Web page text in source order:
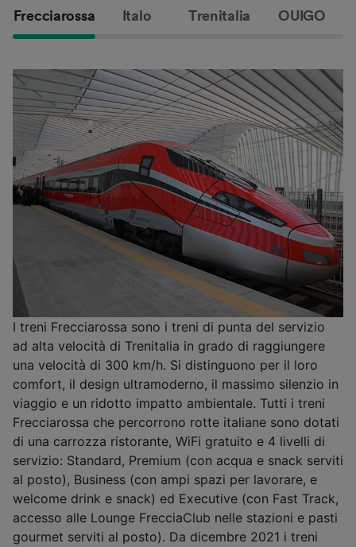
Frecciarossa Italo Trenitalia OUIGO
I treni Frecciarossa sono i treni di punta del servizio
ad alta velocità di Trenitalia in grado di raggiungere
una velocità di 300 km/h. Si distinguono per il loro
comfort, il design ultramoderno, il massimo silenzio in
viaggio e un ridotto impatto ambientale. Tutti i treni
Frecciarossa che percorrono rotte italiane sono dotati
di una carrozza ristorante, WiFi gratuito e 4 livelli di
servizio: Standard, Premium (con acqua e snack serviti
al posto), Business (con ampi spazi per lavorare, e
welcome drink e snack) ed Executive (con Fast Track,
accesso alle Lounge FrecciaClub nelle stazioni e pasti
gourmet serviti al posto). Da dicembre 2021 i treni